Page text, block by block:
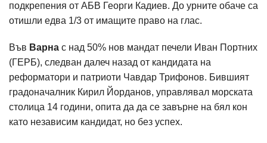
подкрепения от АБВ Георги Кадиев. До урните обаче са
отишли едва 1/3 от имащите право на глас.
Във Варна с над 50% нов мандат печели Иван Портних
(ГЕРБ), следван далеч назад от кандидата на
реформатори и патриоти Чавдар Трифонов. Бившият
градоначалник Кирил Йорданов, управлявал морската
столица 14 години, опита да да се завърне на бял кон
като независим кандидат, но без успех.